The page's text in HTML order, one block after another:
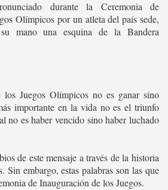
durante la Ceremonia de
Olímpicos por un atleta del país sede,
mano una esquina de la Bandera
Juegos Olímpicos no es ganar sino
importante en la vida no es el triunfo
no es haber vencido sino haber luchado
de este mensaje a través de la historia
Sin embargo, estas palabras son las que
de Inauguración de los Juegos.